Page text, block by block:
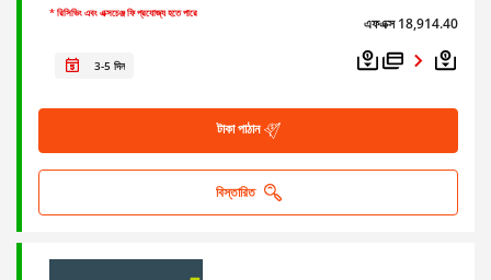
* রিসিভিং এবং এক্সচেঞ্জ ফি প্রযোজ্য হতে পারে
এফএক্স 18,914.40
3-5 দিন
টাকা পাঠান
বিস্তারিত